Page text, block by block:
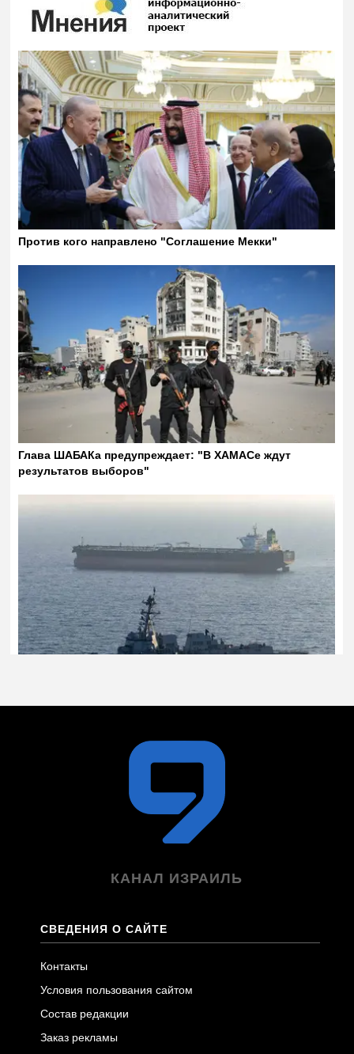
КАНАЛ ИЗРАИЛЬ
СВЕДЕНИЯ О САЙТЕ
Контакты
Условия пользования сайтом
Состав редакции
Заказ рекламы